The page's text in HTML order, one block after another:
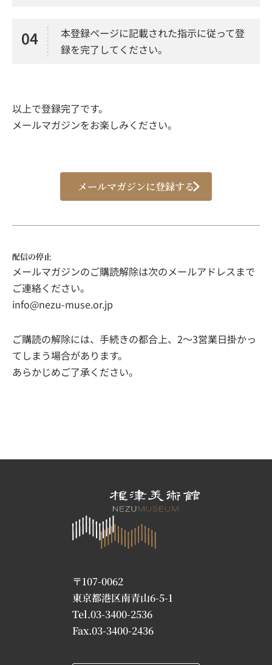
04
本登録ページに記載された指示に従って登
録を完了してください。
以上で登録完了です。
メールマガジンをお楽しみください。
メールマガジンに登録する
配信の停止
メールマガジンのご購読解除は次のメールアドレスまで
ご連絡ください。
info@nezu-muse.or.jp
ご購読の解除には、手続きの都合上、2～3営業日掛かっ
てしまう場合があります。
あらかじめご了承ください。
〒107-0062
東京都港区南青山6-5-1
Tel.03-3400-2536
Fax.03-3400-2436